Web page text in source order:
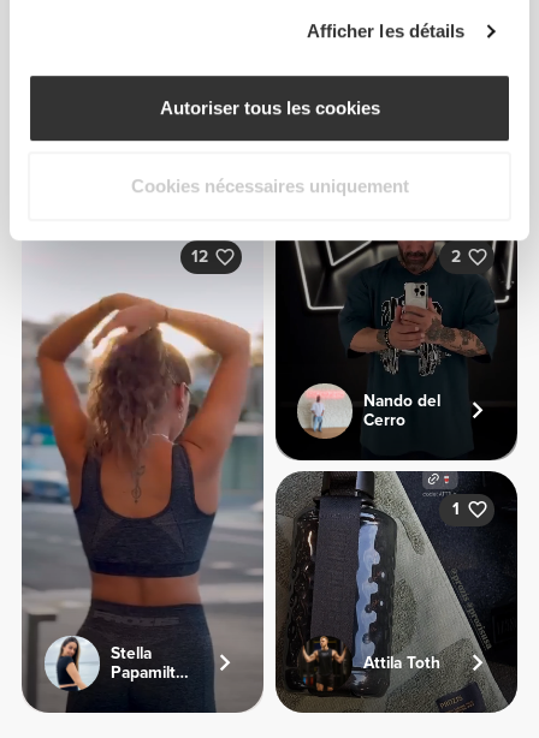
Afficher les détails
Autoriser tous les cookies
Cookies nécessaires uniquement
12
Stella
Papamiltiadous
2
Nando del
Cerro
1
Attila Toth